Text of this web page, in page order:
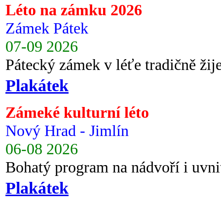
Léto na zámku 2026
Zámek Pátek
07-09 2026
Pátecký zámek v léťe tradičně
Plakátek
Zámeké kulturní léto
Nový Hrad - Jimlín
06-08 2026
Bohatý program na nádvoří i
Plakátek